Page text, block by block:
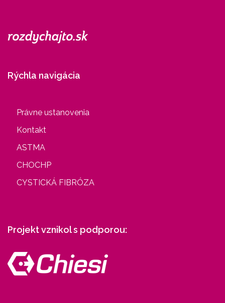
Rýchla navigácia
Právne ustanovenia
Kontakt
ASTMA
CHOCHP
CYSTICKÁ FIBRÓZA
Projekt vznikol s podporou: